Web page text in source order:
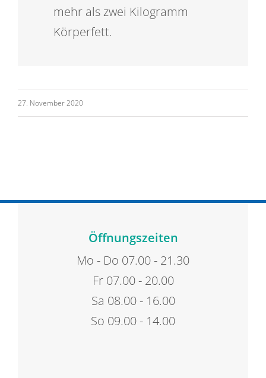
mehr als zwei Kilogramm
Körperfett.
27. November 2020
Öffnungszeiten
Mo - Do 07.00 - 21.30
Fr 07.00 - 20.00
Sa 08.00 - 16.00
So 09.00 - 14.00